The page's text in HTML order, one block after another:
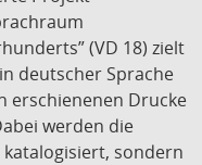
(VD 18) zielt
deutscher Sprache
erschienenen Drucke
werden die
sondern